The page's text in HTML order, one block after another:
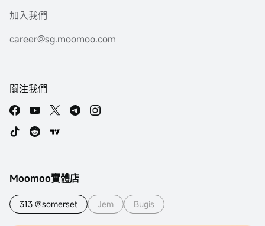
加入我們
career@sg.moomoo.com
關注我們
Moomoo實體店
313 @somerset Jem Bugis